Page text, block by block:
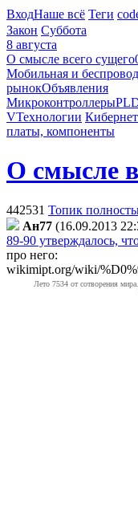
ВходНаше всё Теги
Закон Суббота
8 августа
О смысле всего сущего
Мобильная и
рынокОбъявления
Микроконтроллеры
VТехнологии
платы, компоненты
О смысле
442531 Топик
Ан77 (16.09.2013
89-90 утверждалось,
про него:
wikimipt.org/wiki/
Лето 7534 от сотворения